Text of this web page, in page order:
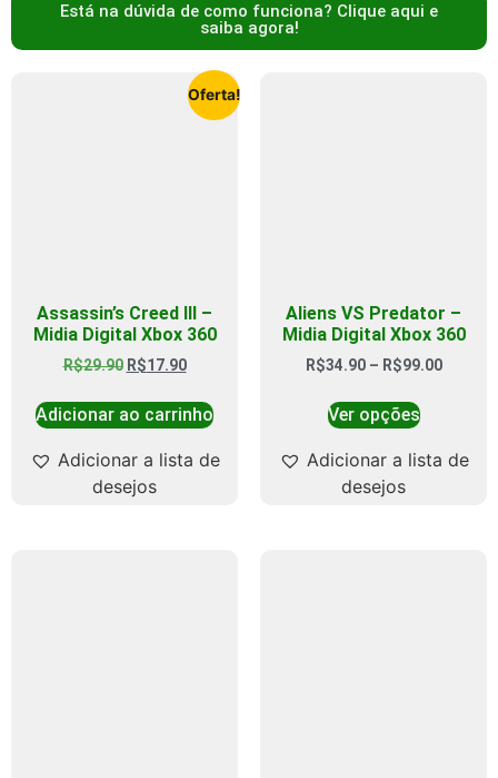
Está na dúvida de como funciona? Clique aqui e
saiba agora!
Oferta!
Assassin’s Creed III –
Midia Digital Xbox 360
R$29.90 R$17.90
Adicionar ao carrinho
Adicionar a lista de
desejos
Aliens VS Predator –
Midia Digital Xbox 360
R$34.90 – R$99.00
Ver opções
Adicionar a lista de
desejos